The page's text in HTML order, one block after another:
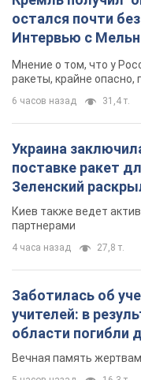
Киев также ведет
партнерами
4 часа назад 27,8 т.
учителей: в
области погибли
муж и внук
Вечная память
5 часов назад 16,3 т.